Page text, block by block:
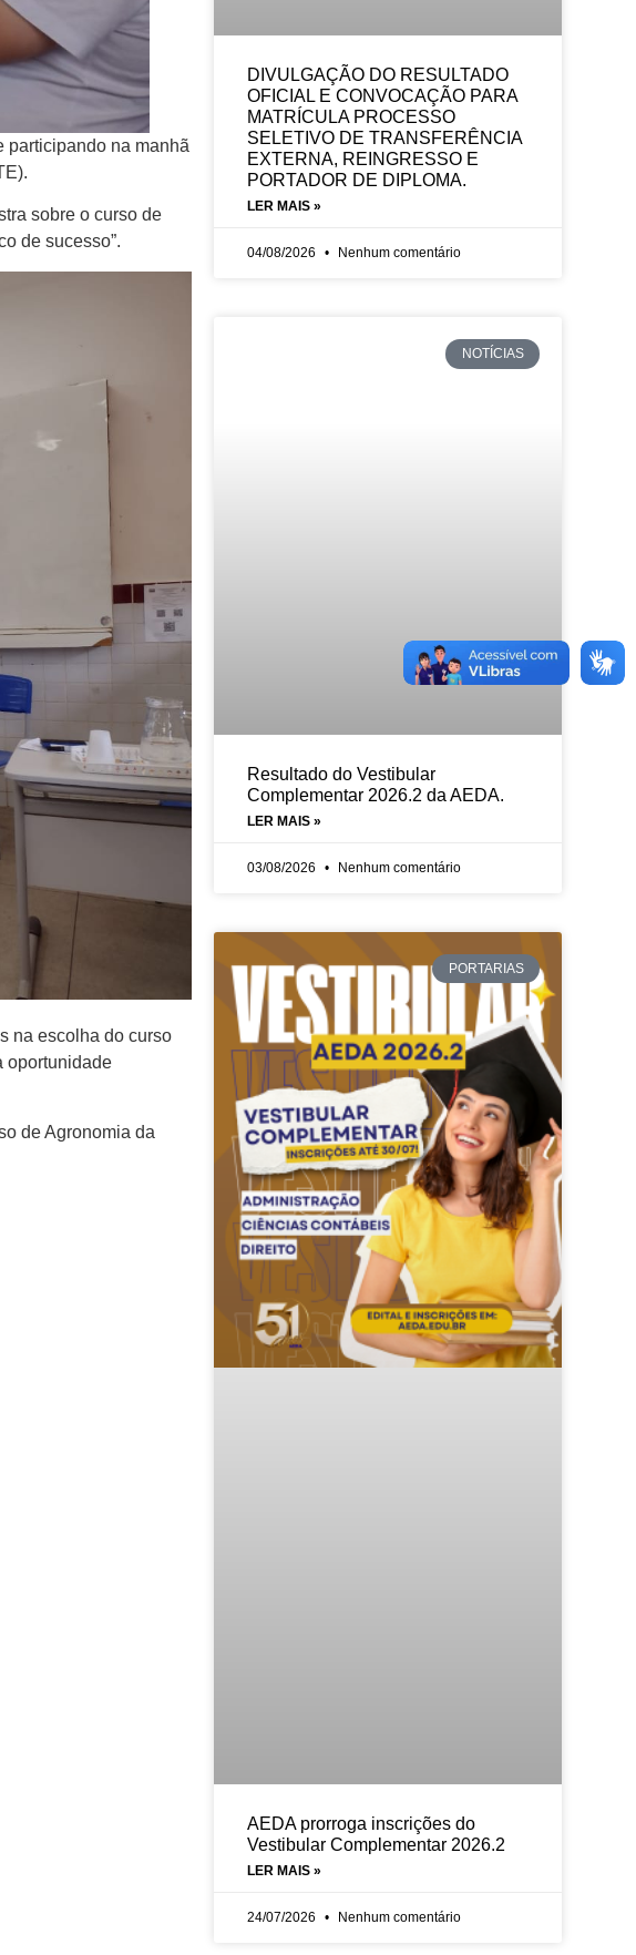
participando na manhã
sobre o curso de
de sucesso”.
na escolha do curso
oportunidade
de Agronomia da
DIVULGAÇÃO DO RESULTADO
OFICIAL E CONVOCAÇÃO PARA
MATRÍCULA PROCESSO
SELETIVO DE TRANSFERÊNCIA
EXTERNA, REINGRESSO E
PORTADOR DE DIPLOMA.
LER MAIS »
04/08/2026 Nenhum comentário
NOTÍCIAS
Resultado do Vestibular
Complementar 2026.2 da AEDA.
LER MAIS »
03/08/2026 Nenhum comentário
PORTARIAS
AEDA prorroga inscrições do
Vestibular Complementar 2026.2
LER MAIS »
24/07/2026 Nenhum comentário